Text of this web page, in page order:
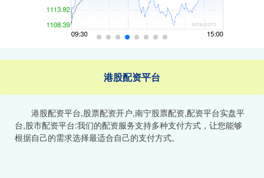
港股配资平台
港股配资平台,股票配资开户,南宁股票配资,配资平台实盘平
台,股市配资平台:我们的配资服务支持多种支付方式，让您能够
根据自己的需求选择最适合自己的支付方式。